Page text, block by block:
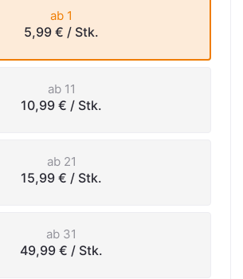
ab 1
5,99 € / Stk.
ab 11
10,99 € / Stk.
ab 21
15,99 € / Stk.
ab 31
49,99 € / Stk.